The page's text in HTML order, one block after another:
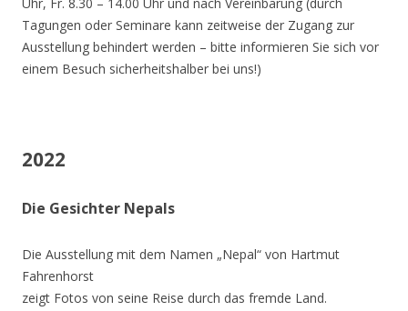
Tagungen oder Seminare kann zeitweise der Zugang zur
Ausstellung behindert werden – bitte informieren Sie sich vor
einem Besuch sicherheitshalber bei uns!)
2022
Die Gesichter Nepals
Die Ausstellung mit dem Namen „Nepal“ von Hartmut
Fahrenhorst
zeigt Fotos von seine Reise durch das fremde Land.